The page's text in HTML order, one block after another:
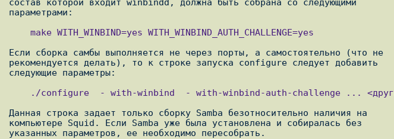
состав которой входит winbindd, должна быть собрана со следующими
Если сборка самбы выполняется не через порты, а самостоятельно (что не
рекомендуется делать), то к строке запуска configure следует добавить
Данная строка задает только сборку Samba безотносительно наличия на
компьютере Squid. Если Samba уже была установлена и собиралась без
указанных параметров, ее необходимо пересобрать.